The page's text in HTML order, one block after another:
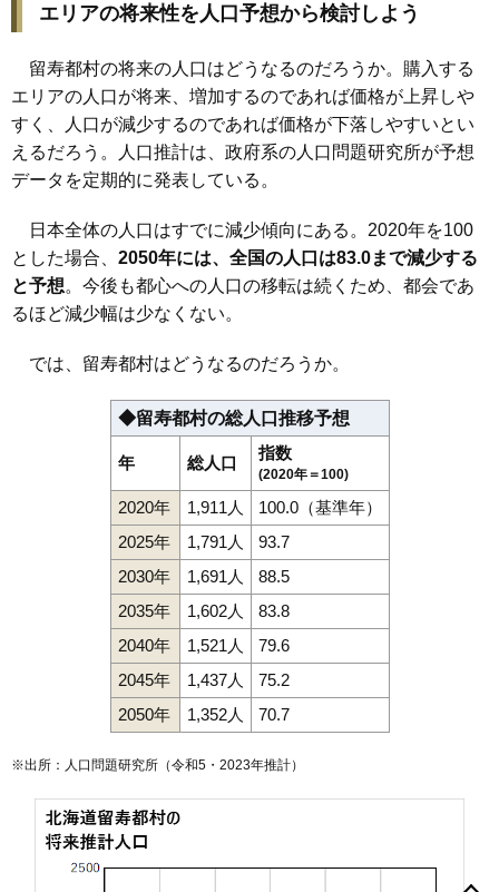
エリアの将来性を人口予想から検討しよう
留寿都村の将来の人口はどうなるのだろうか。購入する
エリアの人口が将来、増加するのであれば価格が上昇しや
すく、人口が減少するのであれば価格が下落しやすいとい
えるだろう。人口推計は、政府系の人口問題研究所が予想
データを定期的に発表している。
日本全体の人口はすでに減少傾向にある。2020年を100
とした場合、 2050年には、全国の人口は83.0まで減少する
と予想。今後も都心への人口の移転は続くため、都会であ
るほど減少幅は少なくない。
では、留寿都村はどうなるのだろうか。
◆留寿都村の総人口推移予想
年 総人口
指数
(2020年＝100)
2020年 1,911人
100.0（基準年）
2025年
1,791人
93.7
2030年
1,691人
88.5
2035年
1,602人
83.8
2040年
1,521人
79.6
2045年
1,437人
75.2
2050年
1,352人 70.7
※出所：人口問題研究所（令和5・2023年推計）